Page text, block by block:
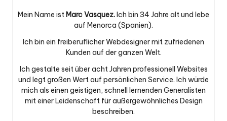
Mein Name ist Marc Vasquez. Ich bin 34 Jahre alt und lebe
auf Menorca (Spanien).
Ich bin ein freiberuflicher Webdesigner mit zufriedenen
Kunden auf der ganzen Welt.
Ich gestalte seit über acht Jahren professionell Websites
und legt großen Wert auf persönlichen Service. Ich würde
mich als einen geistigen, schnell lernenden Generalisten
mit einer Leidenschaft für außergewöhnliches Design
beschreiben.